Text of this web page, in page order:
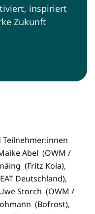
inspiriert
Zukunft
Teilnehmer:innen
Abel (OWM /
(Fritz Kola),
Deutschland),
Storch (OWM /
(Bofrost),